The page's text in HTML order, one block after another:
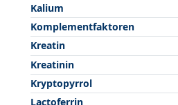
Kalium
Komplementfaktoren
Kreatin
Kreatinin
Kryptopyrrol
Lactoferrin